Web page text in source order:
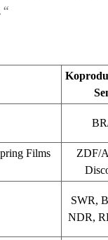
Films
ZDF/
SWR,
NDR,